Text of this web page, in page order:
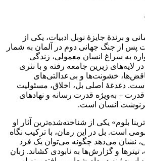
و برندهٔ جایزهٔ نوبل ادبیات، یکی از
پس از جنگ جهانی دوم در آلمان به شمار
به سراغ انسان معمولی، زندگی
لایه‌های زیرین جامعه رفته و با نثری
خشونت‌ها و بی‌عدالتی‌های
دغدغهٔ اصلی بل، اخلاق، مسئولیت
– به‌ویژه قدرت رسانه و نهادهای
انسان است.
بلوم» یکی از شناخته‌شده‌ترین آثار او
است. بل در این رمان، با ترکیب نگاه
نشان می‌دهد چگونه می‌توان یک فرد
تیترها و گزارش‌ها به نابودی کشاند. زبان